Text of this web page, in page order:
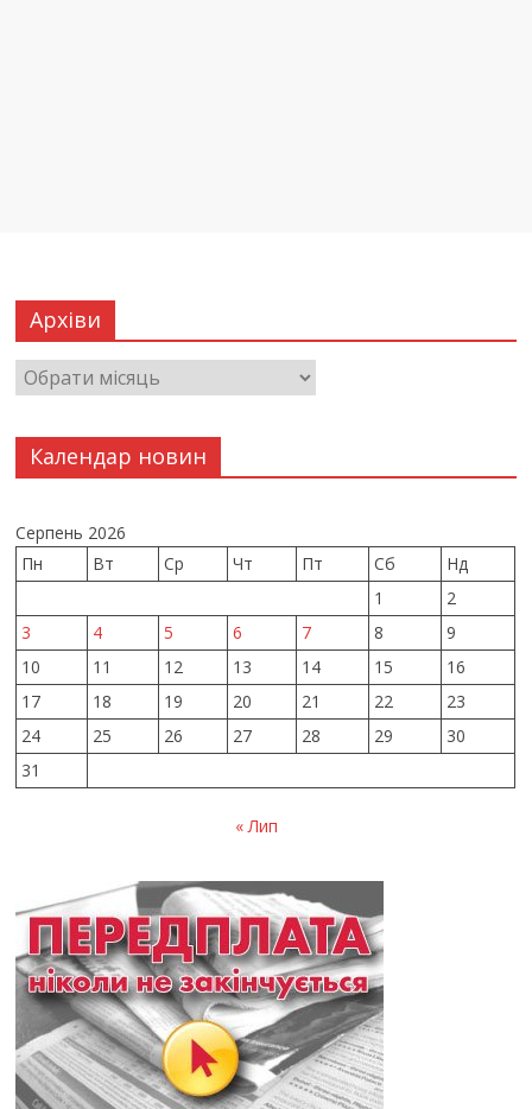
Архіви
Календар новин
Серпень 2026
Пн
Вт Ср Чт Пт Сб
Нд
1
2
3
4 5 6 7 8
9
10
11 12 13 14 15
16
17
18 19 20 21 22
23
24
25 26 27 28 29
30
31
« Лип